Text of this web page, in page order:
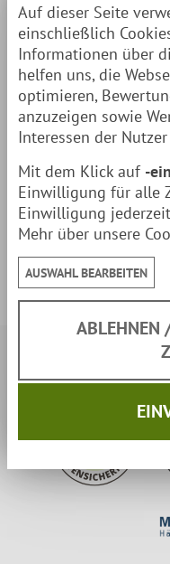
passend zu allen
tolles Design
Weitere Infos:
Aufbauanleitung:
Auf dieser Seite
einschließlich
Informationen über
helfen uns, die
optimieren,
anzuzeigen sowie
Interessen der
Mit dem Klick auf -
Einwilligung für alle
Einwilligung
Mehr über unsere
AUSWAHL BEARBEITEN
ABLEHNEN